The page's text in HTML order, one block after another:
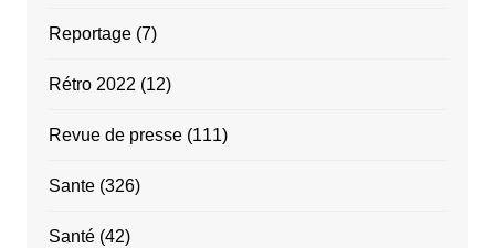
Reportage(7)
Rétro 2022(12)
Revue de presse(111)
Sante(326)
Santé(42)